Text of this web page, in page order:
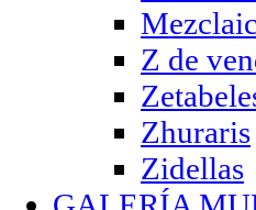
Z de
Zhuraris
Zidellas